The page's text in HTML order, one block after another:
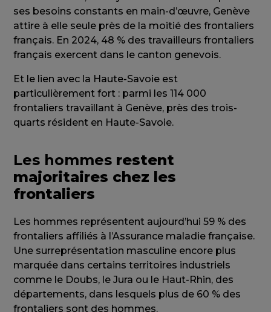
ses besoins constants en main-d’œuvre, Genève
attire à elle seule près de la moitié des frontaliers
français. En 2024, 48 % des travailleurs frontaliers
français exercent dans le canton genevois.
Et le lien avec la Haute-Savoie est
particulièrement fort : parmi les 114 000
frontaliers travaillant à Genève, près des trois-
quarts résident en Haute-Savoie.
Les hommes restent
majoritaires chez les
frontaliers
Les hommes représentent aujourd’hui 59 % des
frontaliers affiliés à l’Assurance maladie française.
Une surreprésentation masculine encore plus
marquée dans certains territoires industriels
comme le Doubs, le Jura ou le Haut-Rhin, des
départements, dans lesquels plus de 60 % des
frontaliers sont des hommes.